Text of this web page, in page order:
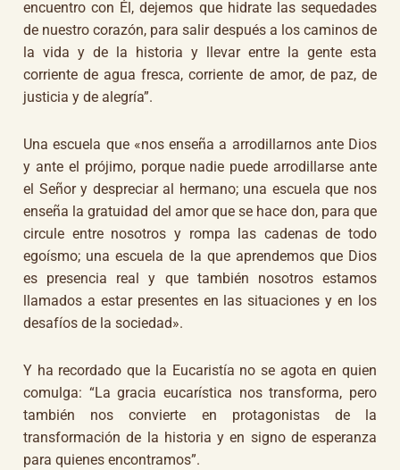
encuentro con Él, dejemos que hidrate las sequedades
de nuestro corazón, para salir después a los caminos de
la vida y de la historia y llevar entre la gente esta
corriente de agua fresca, corriente de amor, de paz, de
justicia y de alegría”.
Una escuela que «nos enseña a arrodillarnos ante Dios
y ante el prójimo, porque nadie puede arrodillarse ante
el Señor y despreciar al hermano; una escuela que nos
enseña la gratuidad del amor que se hace don, para que
circule entre nosotros y rompa las cadenas de todo
egoísmo; una escuela de la que aprendemos que Dios
es presencia real y que también nosotros estamos
llamados a estar presentes en las situaciones y en los
desafíos de la sociedad».
Y ha recordado que la Eucaristía no se agota en quien
comulga: “La gracia eucarística nos transforma, pero
también nos convierte en protagonistas de la
transformación de la historia y en signo de esperanza
para quienes encontramos”.